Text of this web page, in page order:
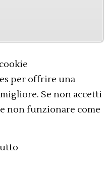
per offrire una
Se non accetti
non funzionare come